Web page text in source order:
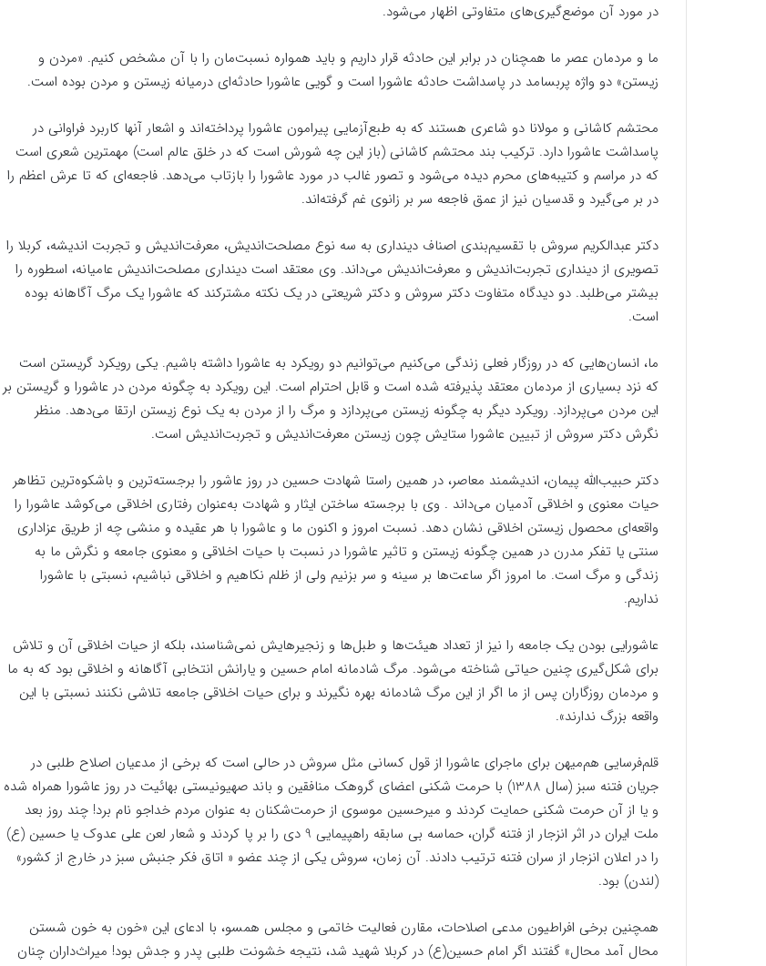
در مورد آن موضع‌گیر‌ی‌های متفاوتی اظهار می‌شود.
ما و مردمان عصر ما همچنان در برابر این حادثه قرار داریم و باید همواره نسبت‌مان را با آن مشخص کنیم. «مردن و
زیستن» دو واژه پربسامد در پاسداشت حادثه عاشورا است و گویی عاشورا حادثه‌ای درمیانه زیستن و مردن بوده است.
محتشم کاشانی و مولانا دو شاعری هستند که به طبع‌آزمایی پیرامون عاشورا پرداخته‌اند و اشعار آنها کاربرد فراوانی در
پاسداشت عاشورا دارد. ترکیب بند محتشم کاشانی (باز این چه شورش است که در خلق عالم است) مهمترین شعری است
که در مراسم و کتیبه‌های محرم دیده می‌شود و تصور غالب در مورد عاشورا را بازتاب می‌دهد. فاجعه‌ای که تا عرش اعظم را
در بر می‌گیرد و قدسیان نیز از عمق فاجعه سر بر زانوی غم گرفته‌اند.
دکتر عبدالکریم سروش با تقسیم‌بندی اصناف دینداری به سه نوع مصلحت‌اندیش، معرفت‌اندیش و تجربت اندیشه، کربلا را
تصویری از دینداری تجربت‌اندیش و معرفت‌اندیش می‌داند. وی معتقد است دینداری مصلحت‌اندیش عامیانه، اسطوره را
بیشتر می‌طلبد. دو دیدگاه متفاوت دکتر سروش و دکتر شریعتی در یک نکته مشترکند که عاشورا یک مرگ آگاهانه بوده
است.
ما، انسان‌هایی که در روزگار فعلی زندگی می‌کنیم می‌توانیم دو رویکرد به عاشورا داشته باشیم. یکی رویکرد گریستن است
که نزد بسیاری از مردمان معتقد پذیرفته شده است و قابل احترام است. این رویکرد به چگونه مردن در عاشورا و گریستن بر
این مردن می‌پردازد. رویکرد دیگر به چگونه زیستن می‌پردازد و مرگ را از مردن به یک نوع زیستن ارتقا می‌دهد. منظر
نگرش دکتر سروش از تبیین عاشورا ستایش چون زیستن معرفت‌اندیش و تجربت‌اندیش است.
دکتر حبیب‌الله پیمان، اندیشمند معاصر، در همین راستا شهادت حسین در روز عاشور را برجسته‌ترین و باشکوه‌ترین تظاهر
حیات معنوی و اخلاقی آدمیان می‌داند . وی با برجسته ساختن ایثار و شهادت به‌عنوان رفتاری اخلاقی می‌کوشد عاشورا را
واقعه‌ای محصول زیستن اخلاقی نشان دهد. نسبت امروز و اکنون ما و عاشورا با هر عقیده و منشی چه از طریق عزاداری
سنتی یا تفکر مدرن در همین چگونه زیستن و تاثیر عاشورا در نسبت با حیات اخلاقی و معنوی جامعه و نگرش ما به
زندگی و مرگ است. ما امروز اگر ساعت‌ها بر سینه و سر بزنیم ولی از ظلم نکاهیم و اخلاقی نباشیم، نسبتی با عاشورا
نداریم.
عاشورایی بودن یک جامعه را نیز از تعداد هیئت‌ها و طبل‌ها و زنجیرهایش نمی‌شناسند، بلکه از حیات اخلاقی آن و تلاش
برای شکل‌گیری چنین حیاتی شناخته می‌شود. مرگ شادمانه امام حسین و یارانش انتخابی آگاهانه و اخلاقی بود که به ما
و مردمان روزگاران پس از ما اگر از این مرگ شادمانه بهره نگیرند و برای حیات اخلاقی جامعه تلاشی نکنند نسبتی با این
واقعه بزرگ ندارند».
قلم‌فرسایی هم‌میهن برای ماجرای عاشورا از قول کسانی مثل سروش در حالی است که برخی از مدعیان اصلاح طلبی در
جریان فتنه سبز (سال 1388) با حرمت شکنی اعضای گروهک منافقین و باند صهیونیستی بهائیت در روز عاشورا همراه شده
و یا از آن حرمت شکنی حمایت کردند و میرحسین موسوی از حرمت‌شکنان به عنوان مردم خداجو نام برد! چند روز بعد
ملت ایران در اثر انزجار از فتنه گران، حماسه بی سابقه راهپیمایی 9 دی را بر پا کردند و شعار لعن علی عدوک یا حسین (ع)
را در اعلان انزجار از سران فتنه ترتیب دادند. آن زمان، سروش یکی از چند عضو « اتاق فکر جنبش سبز در خارج از کشور»
(لندن) بود.
همچنین برخی افراطیون مدعی اصلاحات، مقارن فعالیت خاتمی و مجلس همسو، با ادعای این «خون به خون شستن
محال آمد محال» گفتند اگر امام حسین(ع) در کربلا شهید شد، نتیجه خشونت طلبی پدر و جدش بود! میراث‌داران چنان